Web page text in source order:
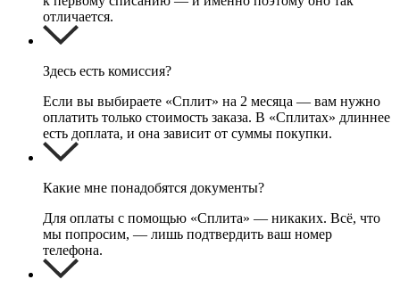
отличается.
Здесь есть комиссия?
Если вы выбираете «Сплит» на 2 месяца — вам нужно
оплатить только стоимость заказа. В «Сплитах» длиннее
есть доплата, и она зависит от суммы покупки.
Какие мне понадобятся документы?
Для оплаты с помощью «Сплита» — никаких. Всё, что
мы попросим, — лишь подтвердить ваш номер
телефона.